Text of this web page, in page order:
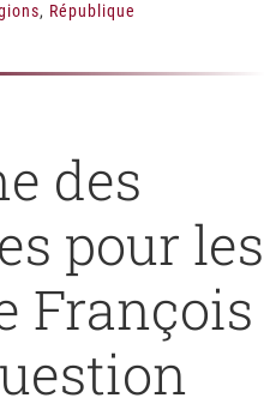
, République
des
pour les
François